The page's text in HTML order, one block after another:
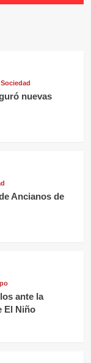
Sociedad
nuevas
Ancianos de
ante la
El Niño